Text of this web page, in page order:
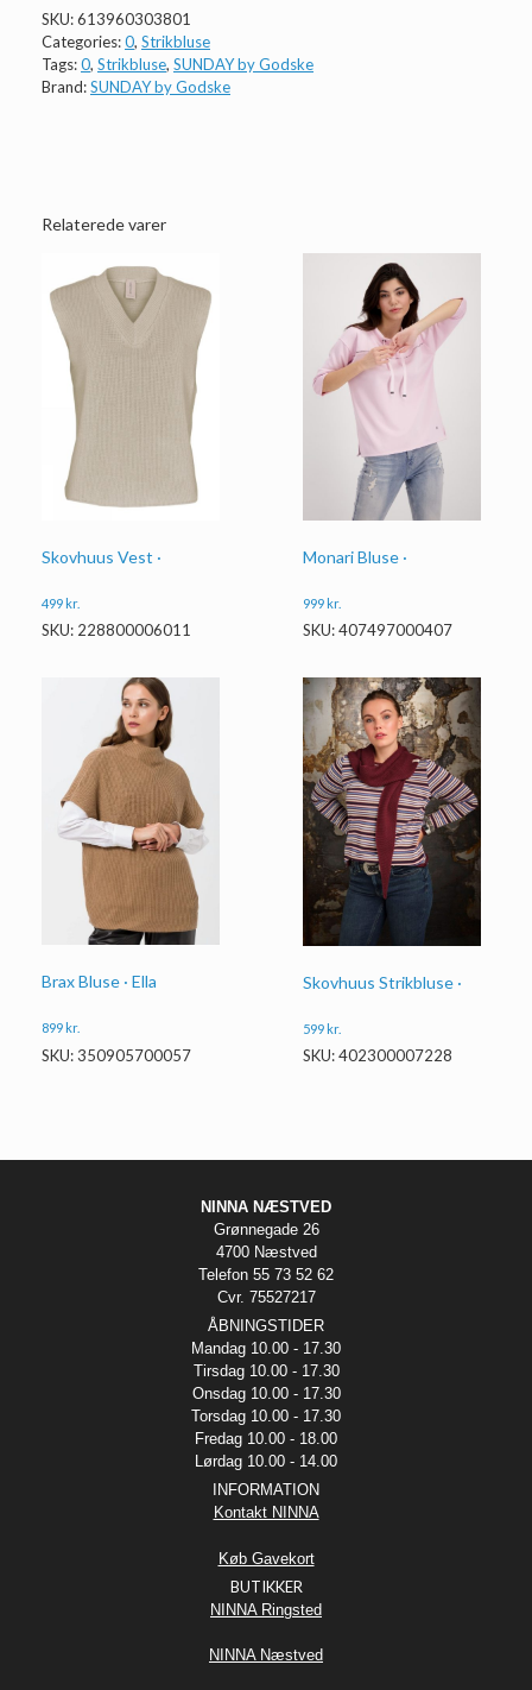
SKU:613960303801
Categories:0, Strikbluse
Tags:0, Strikbluse, SUNDAY by Godske
Brand:SUNDAY by Godske
Relaterede varer
Skovhuus Vest ·
499kr.
SKU: 228800006011
Monari Bluse ·
999kr.
SKU: 407497000407
Brax Bluse · Ella
899 kr.
SKU: 350905700057
Skovhuus Strikbluse ·
599kr.
SKU: 402300007228
NINNA NÆSTVED
Grønnegade 26
4700 Næstved
Telefon 55 73 52 62
Cvr. 75527217
ÅBNINGSTIDER
Mandag 10.00 - 17.30
Tirsdag 10.00 - 17.30
Onsdag 10.00 - 17.30
Torsdag 10.00 - 17.30
Fredag 10.00 - 18.00
Lørdag 10.00 - 14.00
INFORMATION
Kontakt NINNA
Køb Gavekort
BUTIKKER
NINNA Ringsted
NINNA Næstved